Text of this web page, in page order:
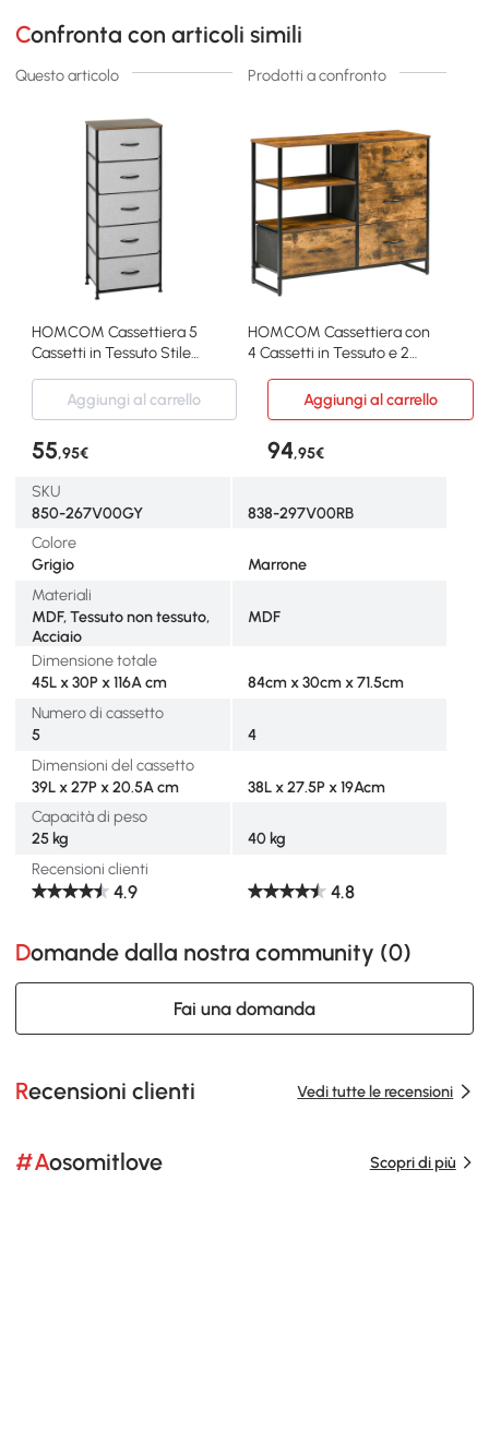
Confronta con articoli simili
Questo articolo Prodotti a confronto
HOMCOM Cassettiera 5
Cassetti in Tessuto Stile
HOMCOM Cassettiera con
4 Cassetti in Tessuto e 2
Aggiungi al carrello
Aggiungi al carrello
55,95€ 94,95€
SKU
850-267V00GY
838-297V00RB
Colore
Grigio
Marrone
Materiali
MDF, Tessuto non tessuto,
Acciaio
MDF
Dimensione totale
45L x 30P x 116A cm
84cm x 30cm x 71.5cm
Numero di cassetto
5
4
Dimensioni del cassetto
39L x 27P x 20.5A cm
38L x 27.5P x 19Acm
Capacità di peso
25 kg
40 kg
Recensioni clienti
4.9 4.8
Domande dalla nostra community (0)
Fai una domanda
Recensioni clienti Vedi tutte le recensioni
#Aosomitlove Scopri di più